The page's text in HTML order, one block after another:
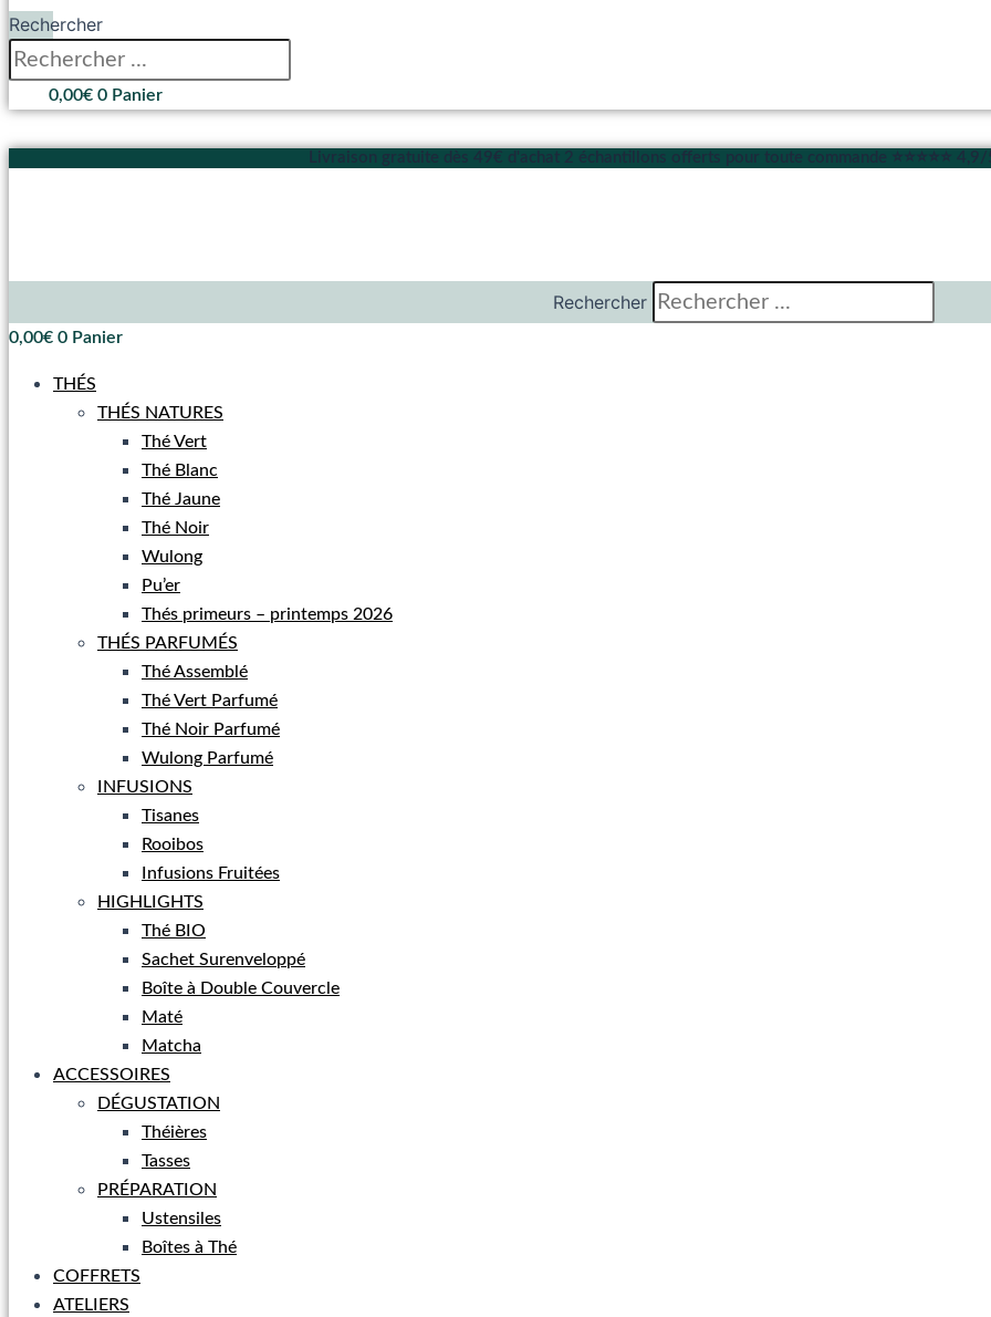
Rechercher
0,00€ 0 Panier
Livraison gratuite dès 49€ d'achat 2 échantillons offerts pour toute commande ⭐⭐⭐⭐⭐
Rechercher
0,00€ 0 Panier
THÉS
THÉS NATURES
Thé Vert
Thé Blanc
Thé Jaune
Thé Noir
Wulong
Pu’er
Thés primeurs – printemps 2026
THÉS PARFUMÉS
Thé Assemblé
Thé Vert Parfumé
Thé Noir Parfumé
Wulong Parfumé
INFUSIONS
Tisanes
Rooibos
Infusions Fruitées
HIGHLIGHTS
Thé BIO
Sachet Surenveloppé
Boîte à Double Couvercle
Maté
Matcha
ACCESSOIRES
DÉGUSTATION
Théières
Tasses
PRÉPARATION
Ustensiles
Boîtes à Thé
COFFRETS
ATELIERS